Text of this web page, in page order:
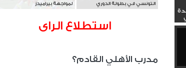
التونسي في بطولة الدوري لمواجهة بيراميدز
استطلاع الراى
مدرب الأهلي القادم؟